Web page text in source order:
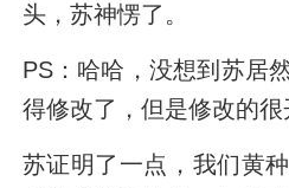
头，苏神愣了。
PS：哈哈，没想到苏居
得修改了，但是修改的很
苏证明了一点，我们黄